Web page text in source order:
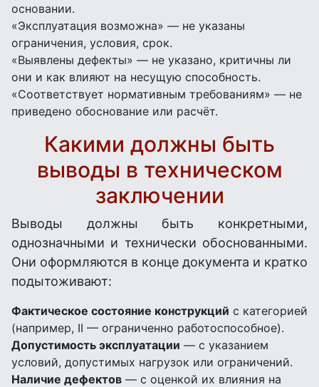
основании.
«Эксплуатация возможна» — не указаны
ограничения, условия, срок.
«Выявлены дефекты» — не указано, критичны ли
они и как влияют на несущую способность.
«Соответствует нормативным требованиям» — не
приведено обоснование или расчёт.
Какими должны быть
выводы в техническом
заключении
Выводы должны быть конкретными,
однозначными и технически обоснованными.
Они оформляются в конце документа и кратко
подытоживают:
Фактическое состояние конструкций с категорией
(например, II — ограниченно работоспособное).
Допустимость эксплуатации — с указанием
условий, допустимых нагрузок или ограничений.
Наличие дефектов — с оценкой их влияния на